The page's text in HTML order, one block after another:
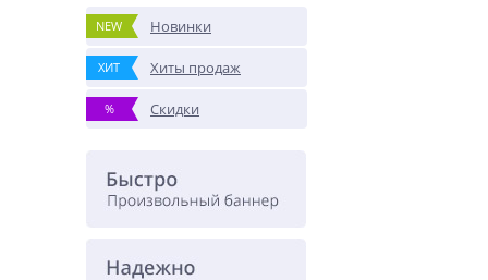
NEW Новинки
ХИТ Хиты продаж
% Скидки